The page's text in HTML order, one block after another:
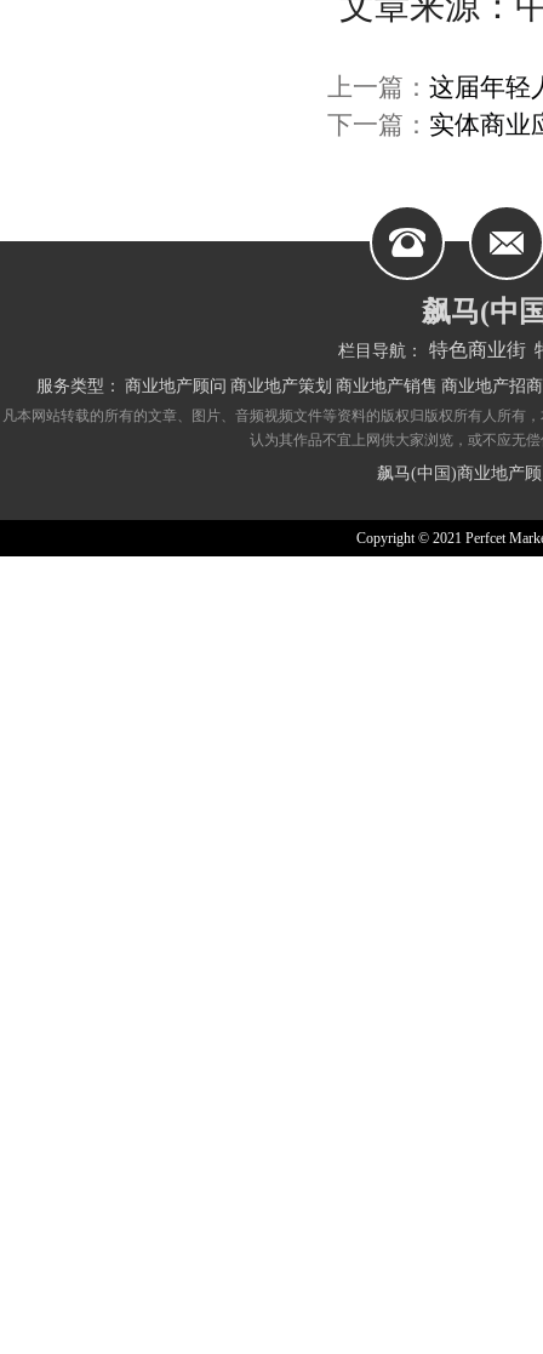
上一篇： 这届年轻
下一篇： 实体商业
飙马(中
栏目导航： 特色商业街
服务类型： 商业地产顾问 商业地产策划 商业地产销售 商业地产招商
凡本网站转载的所有的文章、图片、音频视频文件等资料的版权归版权所有人所有
认为其作品不宜上网供大家浏览，或不应无
飙马(中国)商业地产
Copyright © 2021 Perfcet